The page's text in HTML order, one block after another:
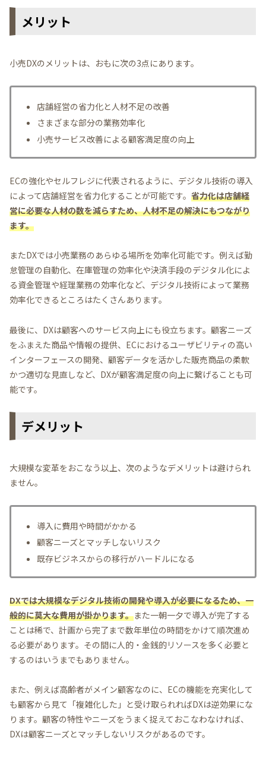
メリット
小売DXのメリットは、おもに次の3点にあります。
店舗経営の省力化と人材不足の改善
さまざまな部分の業務効率化
小売サービス改善による顧客満足度の向上
ECの強化やセルフレジに代表されるように、デジタル技術の導入
によって店舗経営を省力化することが可能です。 省力化は店舗経
営に必要な人材の数を減らすため、人材不足の解決にもつながり
ます。
またDXでは小売業務のあらゆる場所を効率化可能です。例えば勤
怠管理の自動化、在庫管理の効率化や決済手段のデジタル化によ
る資金管理や経理業務の効率化など、デジタル技術によって業務
効率化できるところはたくさんあります。
最後に、DXは顧客へのサービス向上にも役立ちます。顧客ニーズ
をふまえた商品や情報の提供、ECにおけるユーザビリティの高い
インターフェースの開発、顧客データを活かした販売商品の柔軟
かつ適切な見直しなど、DXが顧客満足度の向上に繋げることも可
能です。
デメリット
大規模な変革をおこなう以上、次のようなデメリットは避けられ
ません。
導入に費用や時間がかかる
顧客ニーズとマッチしないリスク
既存ビジネスからの移行がハードルになる
DXでは大規模なデジタル技術の開発や導入が必要になるため、一
般的に莫大な費用が掛かります。また一朝一夕で導入が完了する
ことは稀で、計画から完了まで数年単位の時間をかけて順次進め
る必要があります。その間に人的・金銭的リソースを多く必要と
するのはいうまでもありません。
また、例えば高齢者がメイン顧客なのに、ECの機能を充実化して
も顧客から見て「複雑化した」と受け取られればDXは逆効果にな
ります。顧客の特性やニーズをうまく捉えておこなわなければ、
DXは顧客ニーズとマッチしないリスクがあるのです。